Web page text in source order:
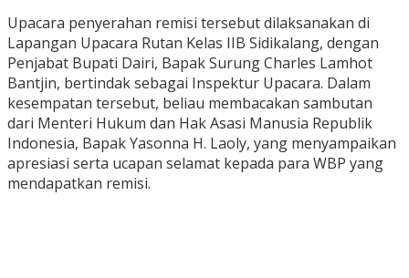
Upacara penyerahan remisi tersebut dilaksanakan di
Lapangan Upacara Rutan Kelas IIB Sidikalang, dengan
Penjabat Bupati Dairi, Bapak Surung Charles Lamhot
Bantjin, bertindak sebagai Inspektur Upacara. Dalam
kesempatan tersebut, beliau membacakan sambutan
dari Menteri Hukum dan Hak Asasi Manusia Republik
Indonesia, Bapak Yasonna H. Laoly, yang menyampaikan
apresiasi serta ucapan selamat kepada para WBP yang
mendapatkan remisi.